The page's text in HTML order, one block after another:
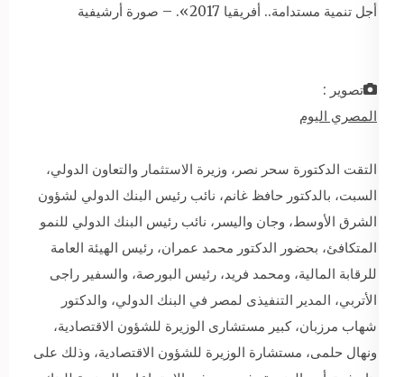
أجل تنمية مستدامة.. أفريقيا 2017». – صورة أرشيفية
تصوير :
المصري اليوم
التقت الدكتورة سحر نصر، وزيرة الاستثمار والتعاون الدولي،
السبت، بالدكتور حافظ غانم، نائب رئيس البنك الدولي لشؤون
الشرق الأوسط، وجان واليسر، نائب رئيس البنك الدولي للنمو
المتكافئ، بحضور الدكتور محمد عمران، رئيس الهيئة العامة
للرقابة المالية، ومحمد فريد، رئيس البورصة، والسفير راجى
الأتربي، المدير التنفيذى لمصر في البنك الدولي، والدكتور
شهاب مرزبان، كبير مستشارى الوزيرة للشؤون الاقتصادية،
ونهال حلمى، مستشارة الوزيرة للشؤون الاقتصادية، وذلك على